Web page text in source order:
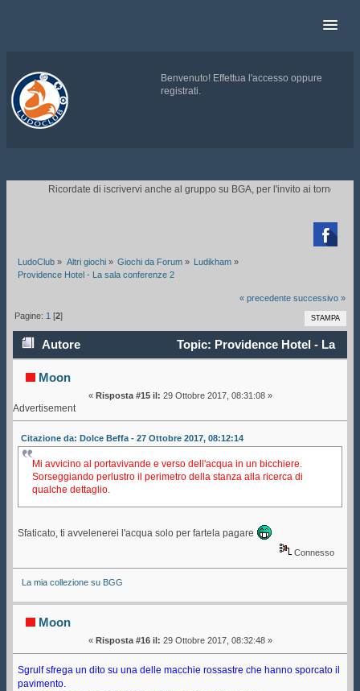
Benvenuto! Effettua l'accesso oppure
registrati.
.
Ricordate di iscrivervi anche al gruppo su BGA, per l'invito ai tornei.

LudoClub » Altri giochi» Giochi da Forum» Ludikham »
Providence Hotel - La sala conferenze 2
« precedente successivo »
STAMPA
Pagine: 1 [2]
Autore
Topic: Providence Hotel - La
sala conferenze 2 (Letto 143524 volte)
Moon
« Risposta #15 il: 29 Ottobre 2017, 08:31:08 »
Advertisement
Citazione da: Dolce Beffa - 27 Ottobre 2017, 08:12:14
Mi avvicino al portavivande e verso dell'acqua in un bicchiere.
Sorseggiando perlustro il perimetro della stanza alla ricerca di
qualche dettaglio.
Sfaticato, ti avvelenerei l'acqua solo per fartela pagare
Connesso
La mia collezione su BGG
Moon
« Risposta #16 il: 29 Ottobre 2017, 08:32:48 »
Sgrulf sfrega un dito su una delle macchie rossastre che hanno sporcato il
pavimento.